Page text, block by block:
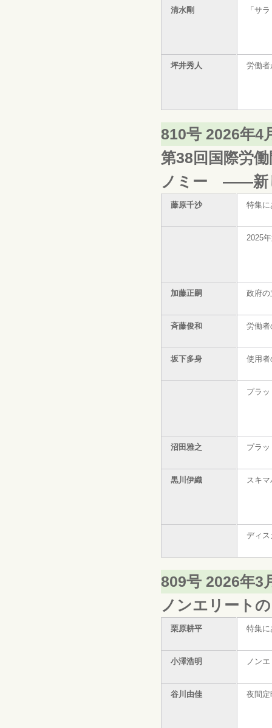
清水剛 「サ
坪井秀人 労働
810号 2026年4
第38回国際労
ノミー ――新
藤原千沙 特集に
2025
加藤正嗣 政府の
斉藤俊和 労働者
坂下多身 使用者
プラ
沼田雅之 プラ
黒川伊織 スキ
ディス
809号 2026年3
ノンエリート
栗原耕平 特集に
小澤浩明 ノン
谷川由佳 夜間